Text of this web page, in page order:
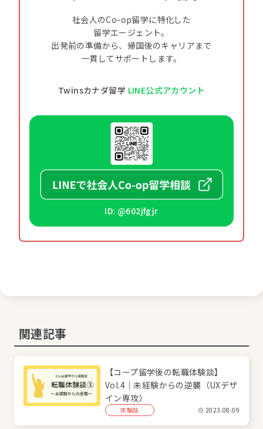
社会人のCo-op留学に特化した
留学エージェント。
出発前の準備から、帰国後のキャリアまで
一貫してサポートします。
Twinsカナダ留学 LINE公式アカウント
ID: @602jfgjr
関連記事
【コープ留学後の転職体験談】
Vol.4｜未経験からの逆襲（UXデザ
イン専攻）
体験談 2023.08.09